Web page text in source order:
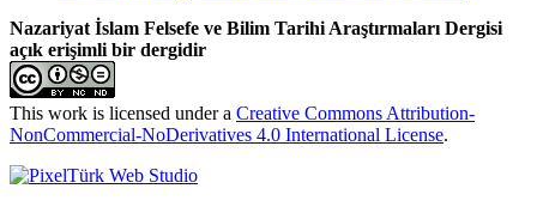
Nazariyat İslam Felsefe ve Bilim Tarihi Araştırmaları Dergisi
açık erişimli bir dergidir
This work is licensed under a Creative Commons Attribution-
NonCommercial-NoDerivatives 4.0 International License.